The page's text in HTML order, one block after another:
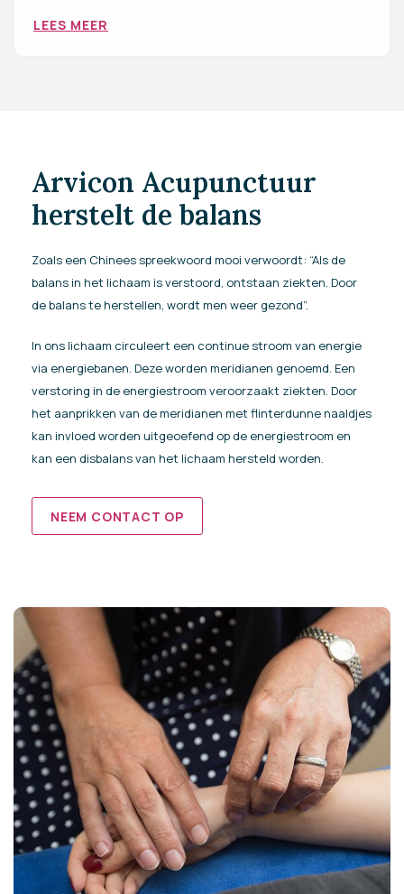
LEES MEER
Arvicon Acupunctuur
herstelt de balans
Zoals een Chinees spreekwoord mooi verwoordt: “Als de
balans in het lichaam is verstoord, ontstaan ziekten. Door
de balans te herstellen, wordt men weer gezond”.
In ons lichaam circuleert een continue stroom van energie
via energiebanen. Deze worden meridianen genoemd. Een
verstoring in de energiestroom veroorzaakt ziekten. Door
het aanprikken van de meridianen met flinterdunne naaldjes
kan invloed worden uitgeoefend op de energiestroom en
kan een disbalans van het lichaam hersteld worden.
NEEM CONTACT OP